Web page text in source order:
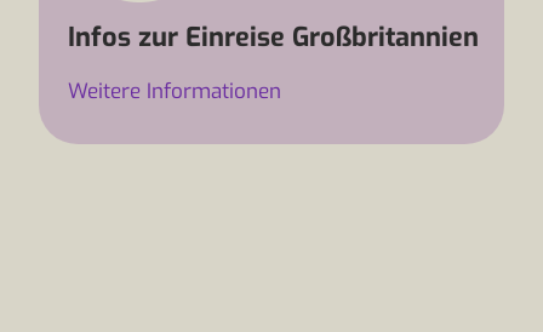
Infos zur Einreise Großbritannien
Weitere Informationen